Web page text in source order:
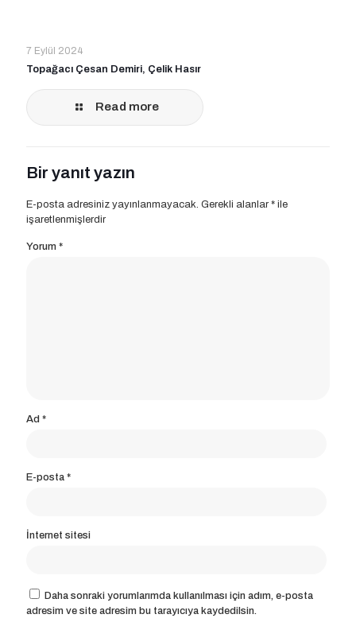
7 Eylül 2024
Topağacı Çesan Demiri, Çelik Hasır
Read more
Bir yanıt yazın
E-posta adresiniz yayınlanmayacak. Gerekli alanlar * ile
işaretlenmişlerdir
Yorum *
Ad *
E-posta *
İnternet sitesi
Daha sonraki yorumlarımda kullanılması için adım, e-posta
adresim ve site adresim bu tarayıcıya kaydedilsin.